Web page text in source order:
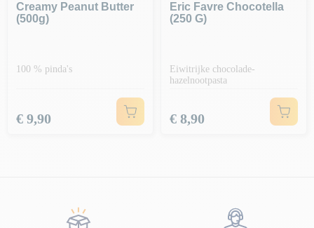
Creamy Peanut Butter
(500g)
100 % pinda's
Prijs
€ 9,90
Eric Favre Chocotella
(250 G)
Eiwitrijke chocolade-
hazelnootpasta
Prijs
€ 8,90